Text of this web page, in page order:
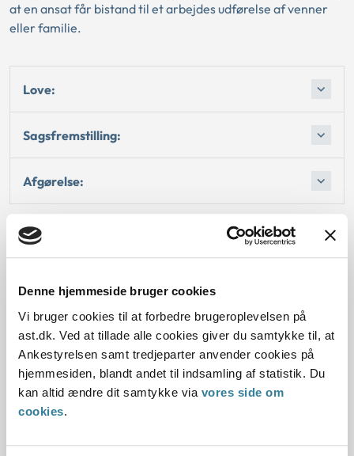
Denne hjemmeside bruger cookies
Vi bruger cookies til at forbedre brugeroplevelsen på
ast.dk. Ved at tillade alle cookies giver du samtykke til, at
Ankestyrelsen samt tredjeparter anvender cookies på
hjemmesiden, blandt andet til indsamling af statistik. Du
kan altid ændre dit samtykke via vores side om
cookies.
at en ansat får bistand til et arbejdes udførelse af venner
eller familie.
Love:
Sagsfremstilling:
Afgørelse:
15.09.1999
Offentliggørelsesdato
11.07.2013 Denne principafgørelse er kasseret den 1.
maj 2019, da den ikke længere har vejledningsværdi.